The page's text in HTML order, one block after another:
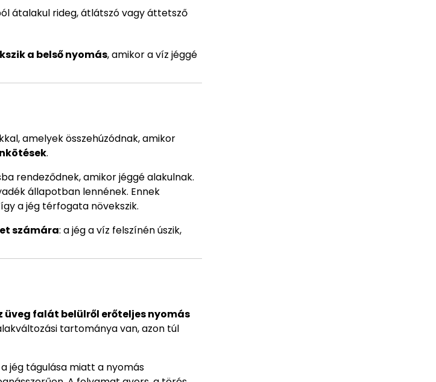
átalakul rideg, átlátszó vagy áttetsző
a belső nyomás, amikor a víz jéggé
amelyek összehúzódnak, amikor
.
rendeződnek, amikor jéggé alakulnak.
állapotban lennének. Ennek
a jég térfogata növekszik.
számára: a jég a víz felszínén úszik,
üveg falát belülről erőteljes nyomás
tartománya van, azon túl
jég tágulása miatt a nyomás